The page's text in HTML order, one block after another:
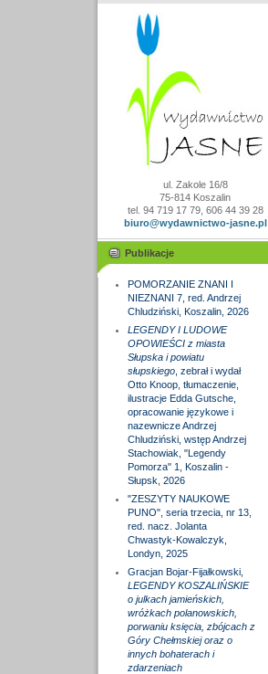
ul. Zakole 16/8
75-814 Koszalin
tel. 94 719 17 79, 606 44 39 28
biuro@wydawnictwo-jasne.pl
Publikacje
POMORZANIE ZNANI I
NIEZNANI 7, red. Andrzej
Chludziński, Koszalin, 2026
LEGENDY I LUDOWE
OPOWIEŚCI z miasta
Słupska i powiatu
słupskiego, zebrał i wydał
Otto Knoop, tłumaczenie,
ilustracje Edda Gutsche,
opracowanie językowe i
nazewnicze Andrzej
Chludziński, wstęp Andrzej
Stachowiak, "Legendy
Pomorza" 1, Koszalin -
Słupsk, 2026
"ZESZYTY NAUKOWE
PUNO", seria trzecia, nr 13,
red. nacz. Jolanta
Chwastyk-Kowalczyk,
Londyn, 2025
Gracjan Bojar-Fijałkowski,
LEGENDY KOSZALIŃSKIE
o julkach jamieńskich,
wróżkach polanowskich,
porwaniu księcia, zbójcach z
Góry Chełmskiej oraz o
innych bohaterach i
zdarzeniach